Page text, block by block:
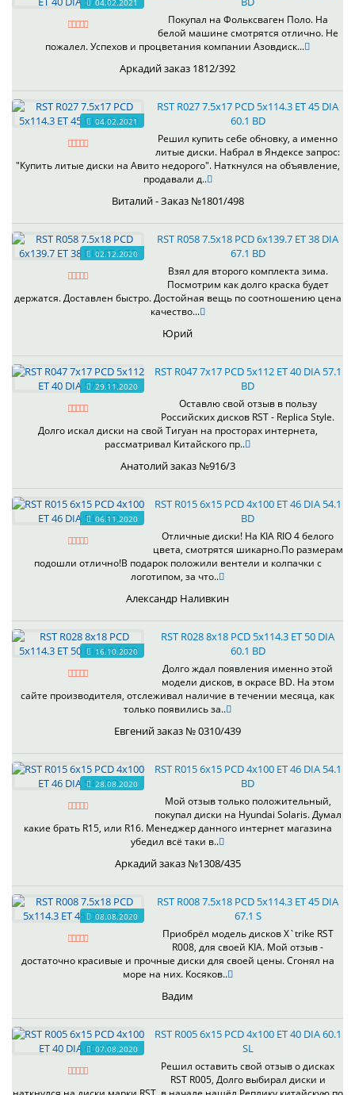
04.02.2021
Покупал на Фольксваген Поло. На
белой машине смотрятся отлично. Не
пожалел. Успехов и процветания компании Азовдиск...
Аркадий заказ 1812/392
04.02.2021
RST R027 7.5x17 PCD 5x114.3 ET 45 DIA
60.1 BD
Решил купить себе обновку, а именно
литые диски. Набрал в Яндексе запрос:
"Купить литые диски на Авито недорого". Наткнулся на объявление,
продавали д..
Виталий - Заказ №1801/498
02.12.2020
RST R058 7.5x18 PCD 6x139.7 ET 38 DIA
67.1 BD
Взял для второго комплекта зима.
Посмотрим как долго краска будет
держатся. Доставлен быстро. Достойная вещь по соотношению цена
качество...
Юрий
29.11.2020
RST R047 7x17 PCD 5x112 ET 40 DIA 57.1
BD
Оставлю свой отзыв в пользу
Российских дисков RST - Replica Style.
Долго искал диски на свой Тигуан на просторах интернета,
рассматривал Китайского пр..
Анатолий заказ №916/3
06.11.2020
RST R015 6x15 PCD 4x100 ET 46 DIA 54.1
BD
Отличные диски! На KIA RIO 4 белого
цвета, смотрятся шикарно.По размерам
подошли отлично!В подарок положили вентели и колпачки с
логотипом, за что..
Александр Наливкин
16.10.2020
RST R028 8x18 PCD 5x114.3 ET 50 DIA
60.1 BD
Долго ждал появления именно этой
модели дисков, в окрасе BD. На этом
сайте производителя, отслеживал наличие в течении месяца, как
только появились за..
Евгений заказ № 0310/439
28.08.2020
RST R015 6x15 PCD 4x100 ET 46 DIA 54.1
BD
Мой отзыв только положительный,
покупал диски на Hyundai Solaris. Думал
какие брать R15, или R16. Менеджер данного интернет магазина
убедил всё таки в..
Аркадий заказ №1308/435
08.08.2020
RST R008 7.5x18 PCD 5x114.3 ET 45 DIA
67.1 S
Приобрёл модель дисков X`trike RST
R008, для своей KIA. Мой отзыв -
достаточно красивые и прочные диски для своей цены. Сгонял на
море на них. Косяков..
Вадим
07.08.2020
RST R005 6x15 PCD 4x100 ET 40 DIA 60.1
SL
Решил оставить свой отзыв о дисках
RST R005, Долго выбирал диски и